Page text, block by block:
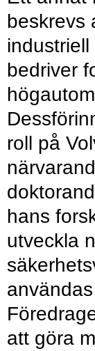
beskrevs
bedriver
roll på
hans
utveckla
att göra